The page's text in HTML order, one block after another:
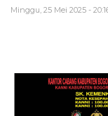
Minggu, 25 Mei 2025 -